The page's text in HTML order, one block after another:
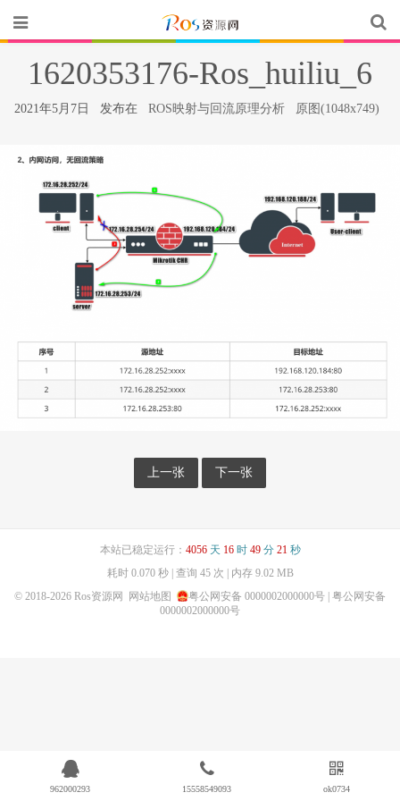
1620353176-Ros_huiliu_6
2021年5月7日 发布在 ROS映射与回流原理分析 原图(1048x749)
上一张 下一张
本站已稳定运行： 4056天 16时 49分 21秒
耗时 0.070 秒 | 查询 45 次 | 内存 9.02 MB
© 2018-2026 Ros资源网 网站地图 粤公网安备 0000002000000号 | 粤公网安备
0000002000000号
962000293 15558549093 ok0734